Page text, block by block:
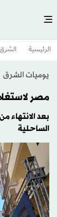
الرئيسية
يوميات الشرق
مصر
بعد الانتهاء
الساحلية